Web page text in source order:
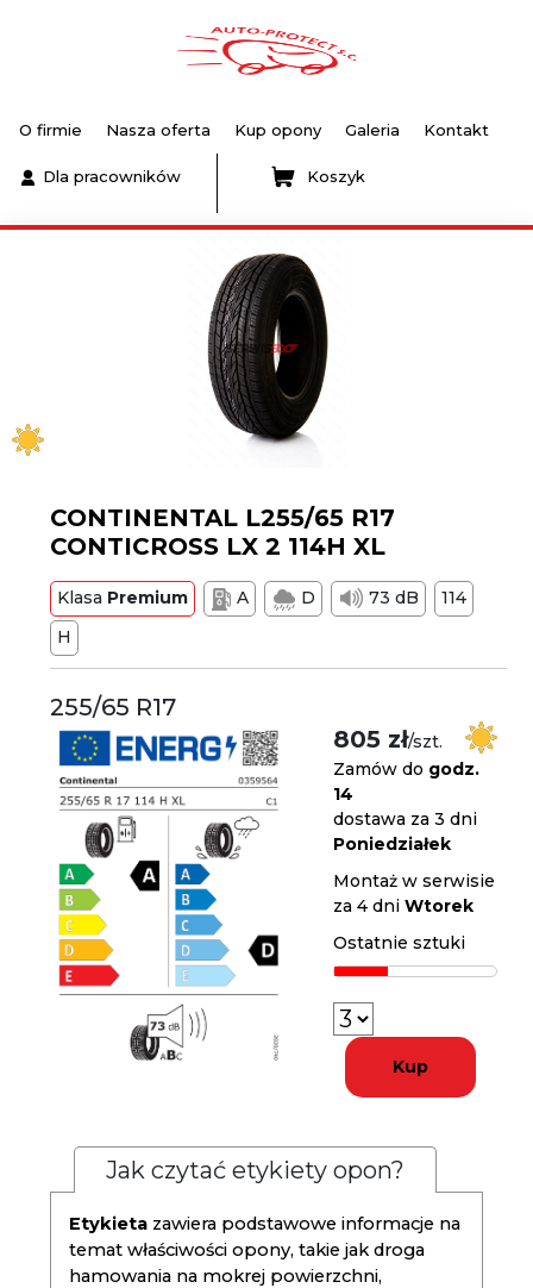
O firmie Nasza oferta Kup opony Galeria Kontakt
Dla pracowników Koszyk
CONTINENTAL L255/65 R17
CONTICROSS LX 2 114H XL
Klasa Premium A D 73 dB
114
H
255/65 R17
805 zł/szt.
Zamów do godz.
14
dostawa za 3 dni
Poniedziałek
Montaż w serwisie
za 4 dniWtorek
Ostatnie sztuki
Kup
Jak czytać etykiety opon?
Etykieta zawiera podstawowe informacje na
temat właściwości opony, takie jak droga
hamowania na mokrej powierzchni,